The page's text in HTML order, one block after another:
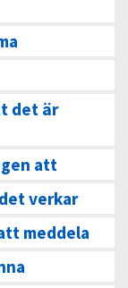
det är
att
verkar
meddela